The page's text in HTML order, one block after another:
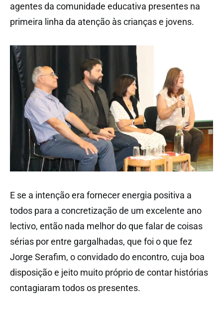
agentes da comunidade educativa presentes na
primeira linha da atenção às crianças e jovens.
E se a intenção era fornecer energia positiva a
todos para a concretização de um excelente ano
lectivo, então nada melhor do que falar de coisas
sérias por entre gargalhadas, que foi o que fez
Jorge Serafim, o convidado do encontro, cuja boa
disposição e jeito muito próprio de contar histórias
contagiaram todos os presentes.